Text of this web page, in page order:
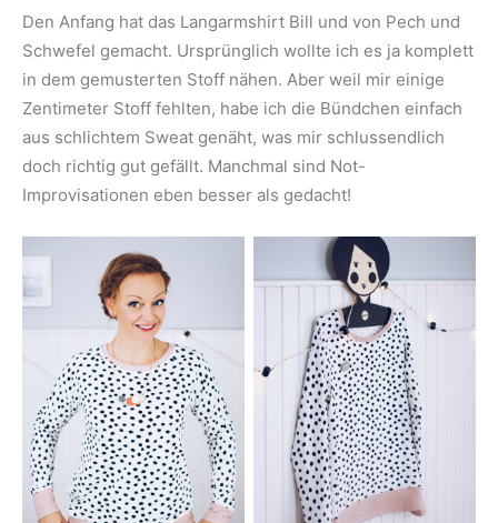
Den Anfang hat das Langarmshirt Bill und von Pech und
Schwefel gemacht. Ursprünglich wollte ich es ja komplett
in dem gemusterten Stoff nähen. Aber weil mir einige
Zentimeter Stoff fehlten, habe ich die Bündchen einfach
aus schlichtem Sweat genäht, was mir schlussendlich
doch richtig gut gefällt. Manchmal sind Not-
Improvisationen eben besser als gedacht!